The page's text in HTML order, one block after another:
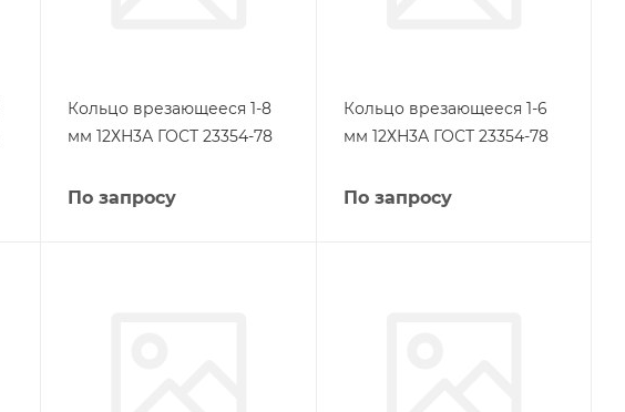
Кольцо врезающееся 1-8
мм 12ХН3А ГОСТ 23354-78
По запросу
Кольцо врезающееся 1-6
мм 12ХН3А ГОСТ 23354-78
По запросу